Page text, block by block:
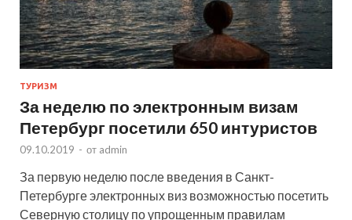
ТУРИЗМ
За неделю по электронным визам
Петербург посетили 650 интуристов
09.10.2019 - от admin
За первую неделю после введения в Санкт-
Петербурге электронных виз возможностью посетить
Северную столицу по упрощенным правилам